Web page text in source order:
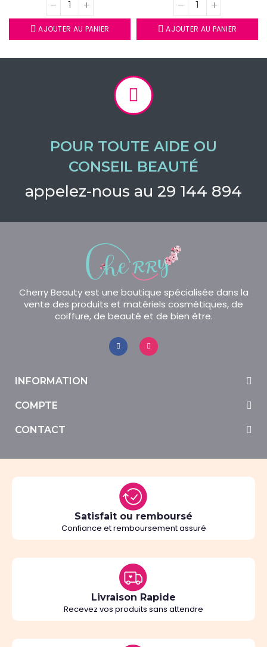
AJOUTER AU PANIER AJOUTER AU PANIER
POUR TOUTE AIDE OU
CONSEIL BEAUTÉ
appelez-nous au 29 144 894
Cherry Beauty est une boutique spécialisée dans la
vente des produits et matériels cosmétiques, de
coiffure, de beauté et de bien être.
INFORMATION
COMPTE
CONTACT
Satisfait ou remboursé
Confiance et remboursement assuré
Livraison Rapide
Recevez vos produits sans attendre